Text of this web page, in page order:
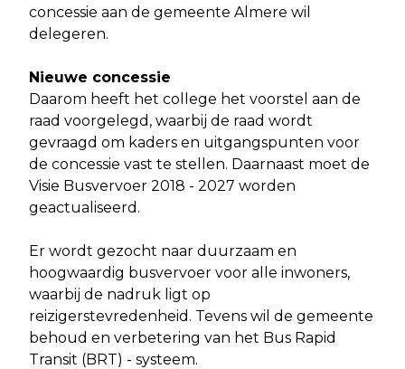
concessie aan de gemeente Almere wil
delegeren.
Nieuwe concessie
Daarom heeft het college het voorstel aan de
raad voorgelegd, waarbij de raad wordt
gevraagd om kaders en uitgangspunten voor
de concessie vast te stellen. Daarnaast moet de
Visie Busvervoer 2018 - 2027 worden
geactualiseerd.
Er wordt gezocht naar duurzaam en
hoogwaardig busvervoer voor alle inwoners,
waarbij de nadruk ligt op
reizigerstevredenheid. Tevens wil de gemeente
behoud en verbetering van het Bus Rapid
Transit (BRT) - systeem.